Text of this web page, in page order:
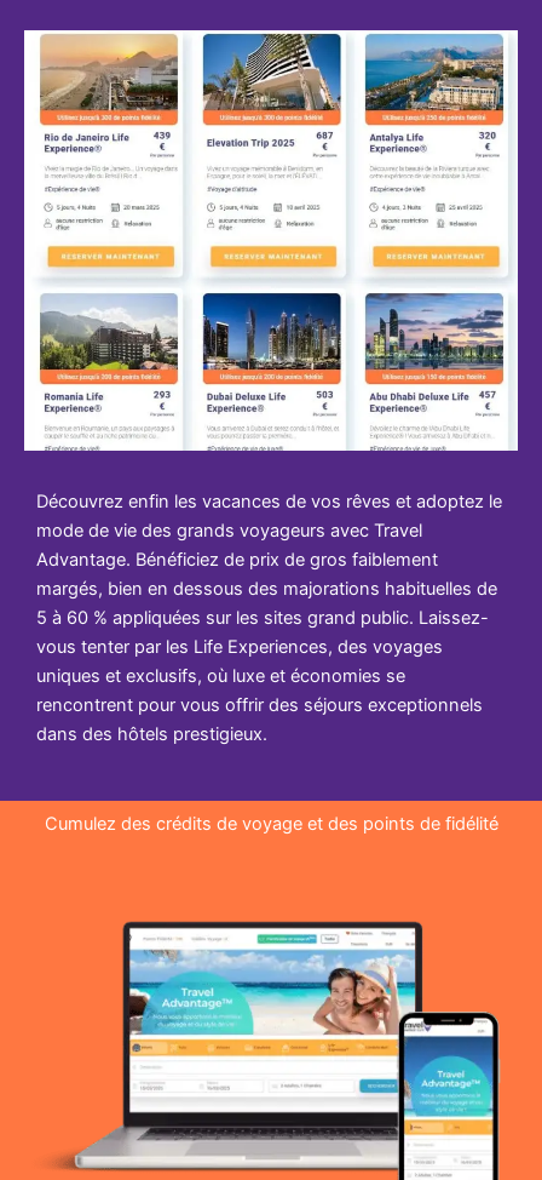
Découvrez enfin les vacances de vos rêves et adoptez le
mode de vie des grands voyageurs avec Travel
Advantage. Bénéficiez de prix de gros faiblement
margés, bien en dessous des majorations habituelles de
5 à 60 % appliquées sur les sites grand public. Laissez-
vous tenter par les Life Experiences, des voyages
uniques et exclusifs, où luxe et économies se
rencontrent pour vous offrir des séjours exceptionnels
dans des hôtels prestigieux.
Cumulez des crédits de voyage et des points de fidélité